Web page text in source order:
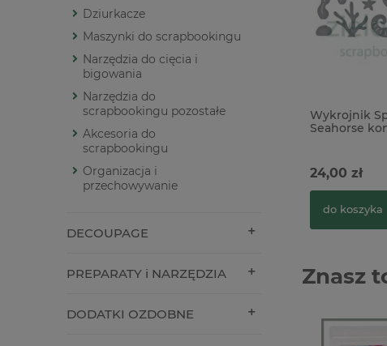
Dziurkacze
Maszynki do scrapbookingu
Narzędzia do cięcia i
bigowania
Narzędzia do
scrapbookingu pozostałe
Akcesoria do
scrapbookingu
Organizacja i
przechowywanie
DECOUPAGE
PREPARATY i NARZĘDZIA
DODATKI OZDOBNE
Wykrojnik
Seahorse
24,00 zł
do koszyka
Znasz